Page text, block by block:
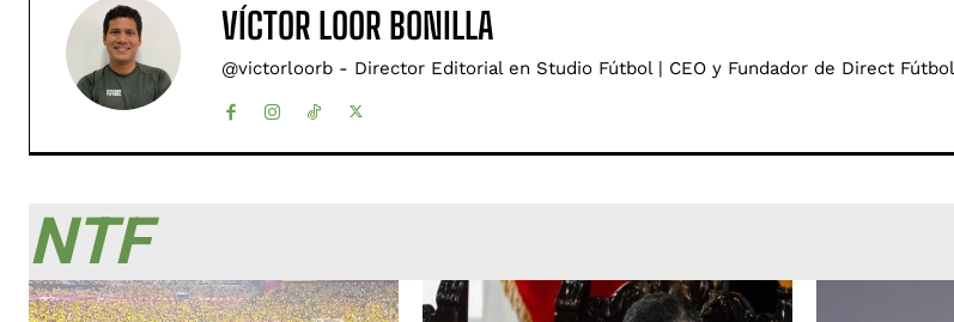
VÍCTOR LOOR BONILLA
@victorloorb - Director Editorial en Studio Fútbol | CEO y Fundador de Direct Fútbol
NTF